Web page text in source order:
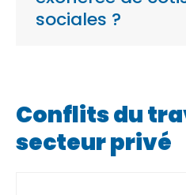
sociales ?
Conflits du
secteur privé